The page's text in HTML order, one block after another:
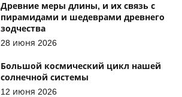
Древние меры длины, и их связь с
пирамидами и шедеврами древнего
зодчества
28 июня 2026
Большой космический цикл нашей
солнечной системы
12 июня 2026